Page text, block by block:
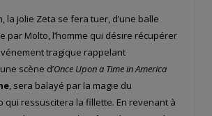
la jolie Zeta se fera tuer, d’une balle
par Molto, l’homme qui désire récupérer
tragique rappelant
scène d’Once Upon a Time in America
, sera balayé par la magie du
qui ressuscitera la fillette. En revenant à